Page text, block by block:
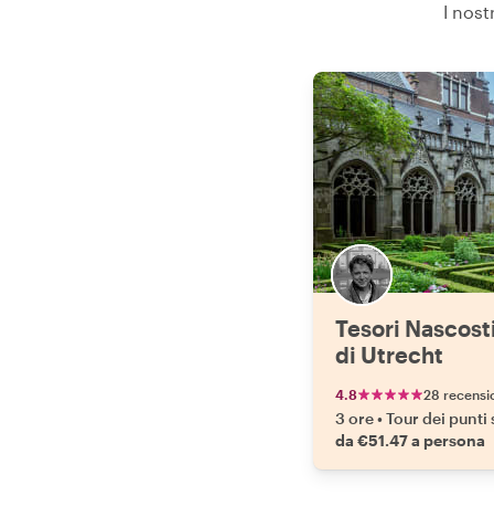
I
Tesori
di Utrecht
4.8 28
3 ore•Tour dei punti
da €51.47 a persona